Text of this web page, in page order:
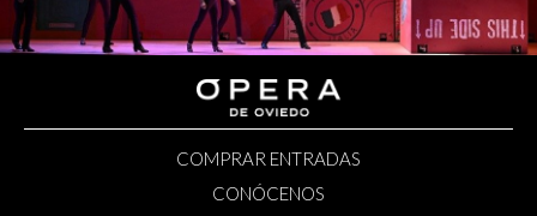
COMPRAR ENTRADAS
CONÓCENOS